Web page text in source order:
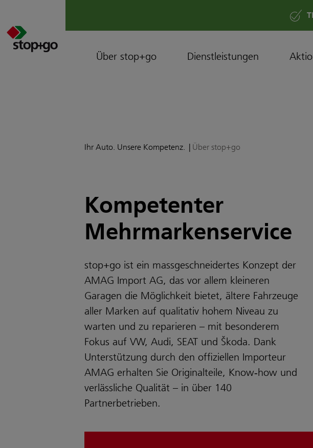
Über stop+go Dienstleistungen
Ihr Auto. Unsere Kompetenz. Über stop+go
Kompetenter
Mehrmarkenservice
stop+go ist ein massgeschneidertes Konzept der
AMAG Import AG, das vor allem kleineren
Garagen die Möglichkeit bietet, ältere Fahrzeuge
aller Marken auf qualitativ hohem Niveau zu
warten und zu reparieren – mit besonderem
Fokus auf VW, Audi, SEAT und Škoda. Dank
Unterstützung durch den offiziellen Importeur
AMAG erhalten Sie Originalteile, Know‑how und
verlässliche Qualität – in über 140
Partnerbetrieben.